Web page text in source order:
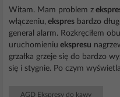
Witam. Mam problem z
włączeniu, ekspres bardzo
general alarm. Rozkręciłem
uruchomieniu ekspresu
grzałka grzeje się do bardzo
się i stygnie. Po czym
AGD Ekspresy do kawy